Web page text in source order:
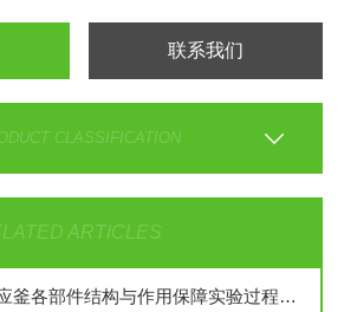
联系我们
CLASSIFICATION
ARTICLES
熟悉高温高压反应釜各部件结构与作用保障实验过程安全稳定